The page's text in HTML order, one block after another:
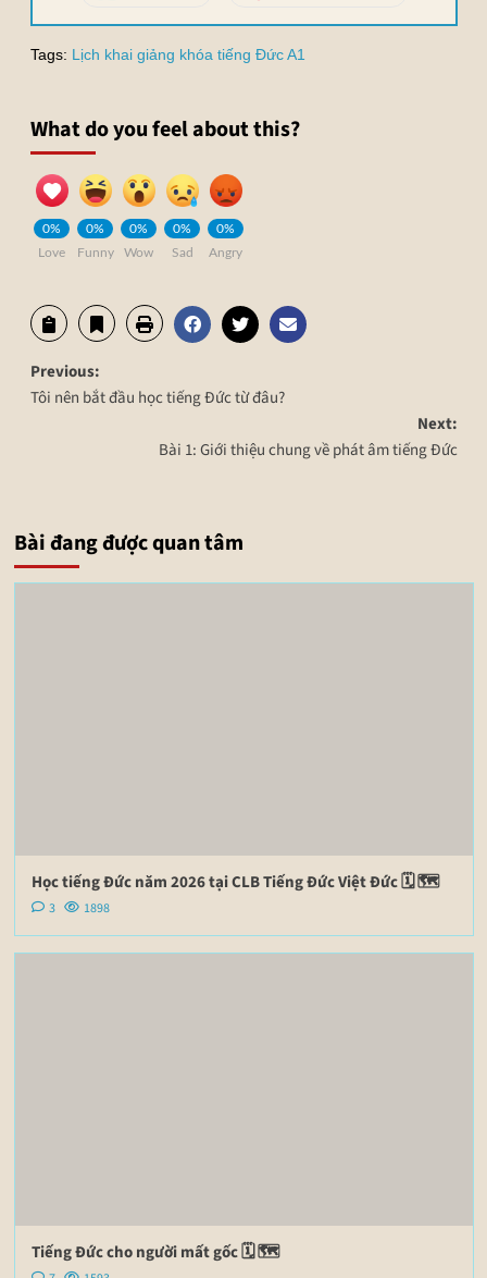
Tags: Lịch khai giảng khóa tiếng Đức A1
What do you feel about this?
0%
Love
0%
Funny
0%
Wow
0%
Sad
0%
Angry
Previous:
Tôi nên bắt đầu học tiếng Đức từ đâu?
Next:
Bài 1: Giới thiệu chung về phát âm tiếng Đức
Bài đang được quan tâm
Học tiếng Đức năm 2026 tại CLB Tiếng Đức Việt Đức 🗓 🗺
3 1898
Tiếng Đức cho người mất gốc 🗓 🗺